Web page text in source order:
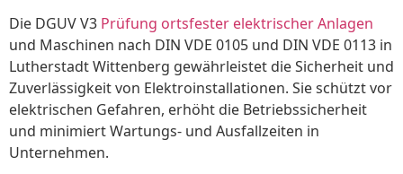
Die DGUV V3 Prüfung ortsfester elektrischer Anlagen
und Maschinen nach DIN VDE 0105 und DIN VDE 0113 in
Lutherstadt Wittenberg gewährleistet die Sicherheit und
Zuverlässigkeit von Elektroinstallationen. Sie schützt vor
elektrischen Gefahren, erhöht die Betriebssicherheit
und minimiert Wartungs- und Ausfallzeiten in
Unternehmen.